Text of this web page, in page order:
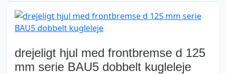
drejeligt hjul med frontbremse d 125
mm serie BAU5 dobbelt kugleleje